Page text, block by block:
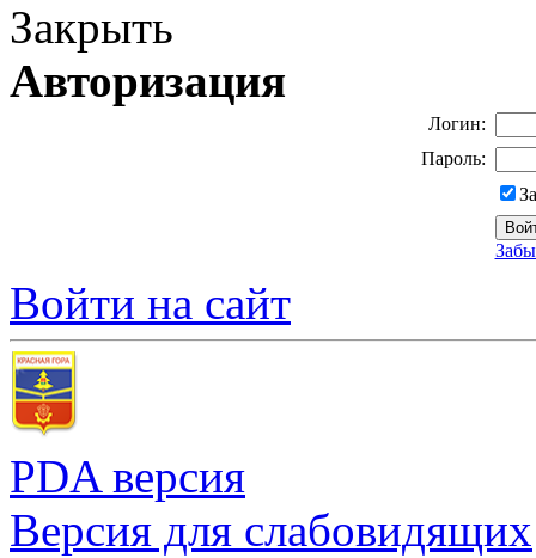
Закрыть
Авторизация
Логин:
Пароль:
Войти на сайт
PDA версия
Версия для слабовидящих